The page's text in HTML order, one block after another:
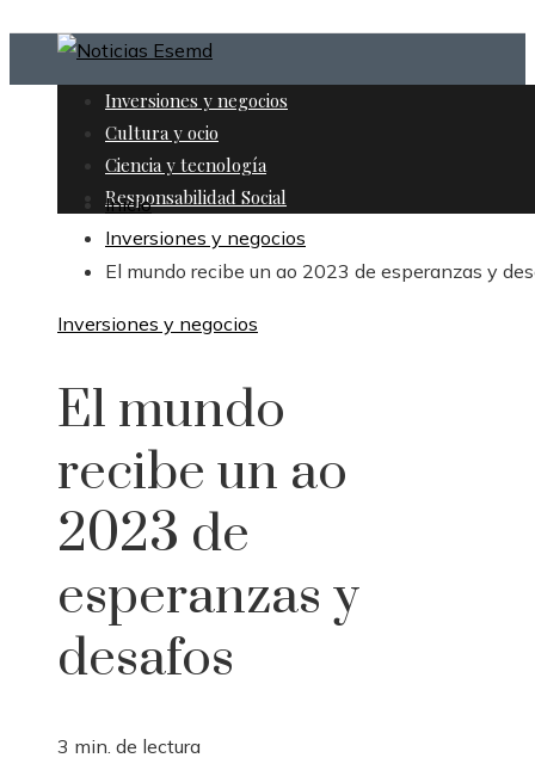
Inversiones y negocios
Cultura y ocio
Ciencia y tecnología
Responsabilidad Social
Inicio
Inversiones y negocios
El mundo recibe un ao 2023 de esperanzas y
Inversiones y negocios
El mundo
recibe un ao
2023 de
esperanzas y
desafos
3 min. de lectura